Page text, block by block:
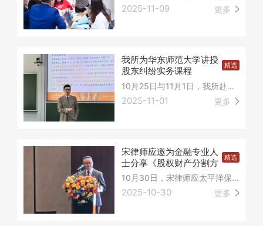
2025-11-09 更多
精选
我所为华东师范大学讲授
股东纠纷实务课程
10月25日与11月1日，我所赴华东师范大学为同学们讲授股东纠纷实务课程。
2025-11-01 更多
精选
宋律师应邀为金融专业人
士分享《股权财产分割方
案》
10月30日，宋律师应太平洋保险总部邀请，赴杭州为150名金融专业人士分享《股权财产分割方案》。
2025-10-30 更多